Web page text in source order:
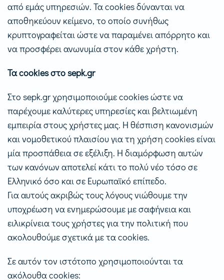
από εμάς υπηρεσιών. Τα cookies δύνανται να
αποθηκεύουν κείμενο, το οποίο συνήθως
κρυπτογραφείται ώστε να παραμένει απόρρητο και
να προσφέρει ανωνυμία στον κάθε χρήστη.
Τα cookies στο sepk.gr
Στο sepk.gr χρησιμοποιούμε cookies ώστε να
παρέχουμε καλύτερες υπηρεσίες και βελτιωμένη
εμπειρία στους χρήστες μας. Η θέσπιση κανονισμών
και νομοθετικού πλαισίου για τη χρήση cookies είναι
μία προσπάθεια σε εξέλιξη. Η διαμόρφωση αυτών
των κανόνων αποτελεί κάτι το πολύ νέο τόσο σε
Ελληνικό όσο και σε Ευρωπαϊκό επίπεδο.
Για αυτούς ακριβώς τους λόγους νιώθουμε την
υποχρέωση να ενημερώσουμε με σαφήνεια και
ειλικρίνεια τους χρήστες για την πολιτική που
ακολουθούμε σχετικά με τα cookies.
Σε αυτόν τον ιστότοπο χρησιμοποιούνται τα
ακόλουθα cookies: